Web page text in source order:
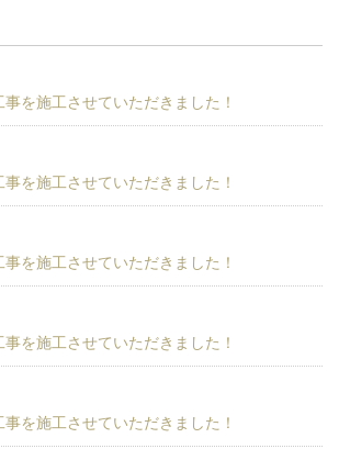
を施工させていただきました！
を施工させていただきました！
を施工させていただきました！
を施工させていただきました！
を施工させていただきました！